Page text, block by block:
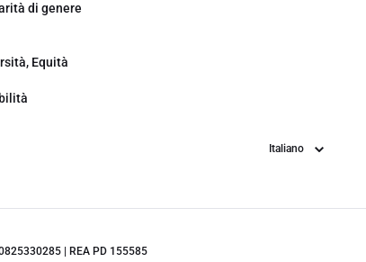
di genere
Equità
Lingua
| REA PD 155585